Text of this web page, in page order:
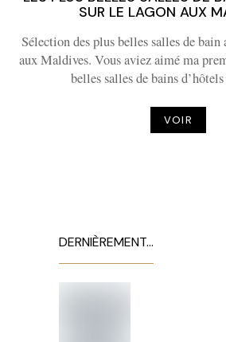
SUR LE LAGON AUX
Sélection des plus belles salles de bain
aux Maldives. Vous aviez aimé ma
belles salles de bains
VOIR
DERNIÈREMENT…